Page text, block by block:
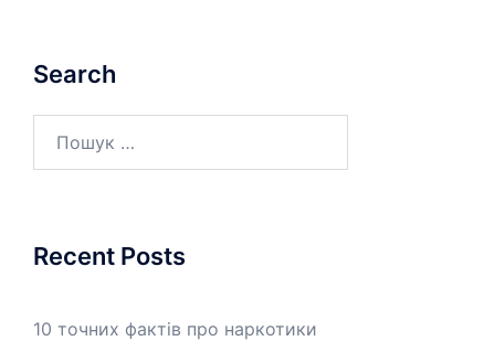
Search
Recent Posts
10 точних фактів про наркотики